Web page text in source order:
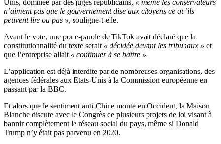
Unis, dominée par des juges républicains, « même les conservateurs
n’aiment pas que le gouvernement dise aux citoyens ce qu’ils
peuvent lire ou pas », souligne-t-elle.
Avant le vote, une porte-parole de TikTok avait déclaré que la
constitutionnalité du texte serait « décidée devant les tribunaux » et
que l’entreprise allait « continuer à se battre ».
L’application est déjà interdite par de nombreuses organisations, des
agences fédérales aux Etats-Unis à la Commission européenne en
passant par la BBC.
Et alors que le sentiment anti-Chine monte en Occident, la Maison
Blanche discute avec le Congrès de plusieurs projets de loi visant à
bannir complètement le réseau social du pays, même si Donald
Trump n’y était pas parvenu en 2020.